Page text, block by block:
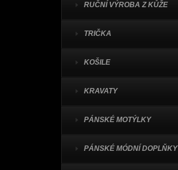
RUČNÍ VÝROBA Z KŮŽE
TRIČKA
KOŠILE
KRAVATY
PÁNSKÉ MOTÝLKY
PÁNSKÉ MÓDNÍ DOPLŇKY